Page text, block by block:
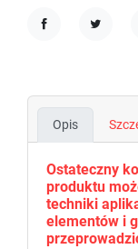
Opis
Ostateczny
produktu
techniki
elementów i